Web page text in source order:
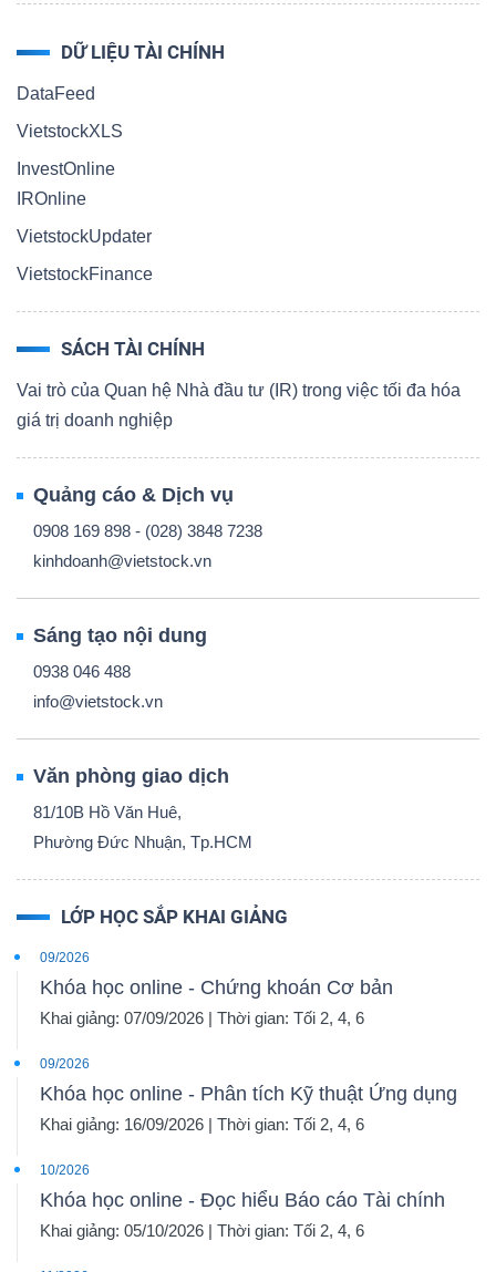
DỮ LIỆU TÀI CHÍNH
DataFeed
VietstockXLS
InvestOnline
IROnline
VietstockUpdater
VietstockFinance
SÁCH TÀI CHÍNH
Vai trò của Quan hệ Nhà đầu tư (IR) trong việc tối đa hóa
giá trị doanh nghiệp
Quảng cáo & Dịch vụ
0908 169 898 - (028) 3848 7238
kinhdoanh@vietstock.vn
Sáng tạo nội dung
0938 046 488
info@vietstock.vn
Văn phòng giao dịch
81/10B Hồ Văn Huê,
Phường Đức Nhuận, Tp.HCM
LỚP HỌC SẮP KHAI GIẢNG
09/2026
Khóa học online - Chứng khoán Cơ bản
Khai giảng: 07/09/2026 | Thời gian: Tối 2, 4, 6
09/2026
Khóa học online - Phân tích Kỹ thuật Ứng dụng
Khai giảng: 16/09/2026 | Thời gian: Tối 2, 4, 6
10/2026
Khóa học online - Đọc hiểu Báo cáo Tài chính
Khai giảng: 05/10/2026 | Thời gian: Tối 2, 4, 6